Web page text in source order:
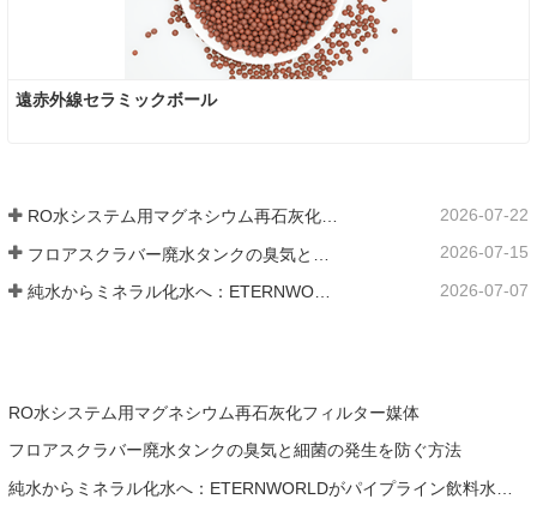
遠赤外線セラミックボール
RO水システム用マグネシウム再石灰化フィルター媒体 2026-07-22
2026-07-15
2026-07-07
RO水システム用マグネシウム再石灰化フィルター媒体
フロアスクラバー廃水タンクの臭気と細菌の発生を防ぐ方法